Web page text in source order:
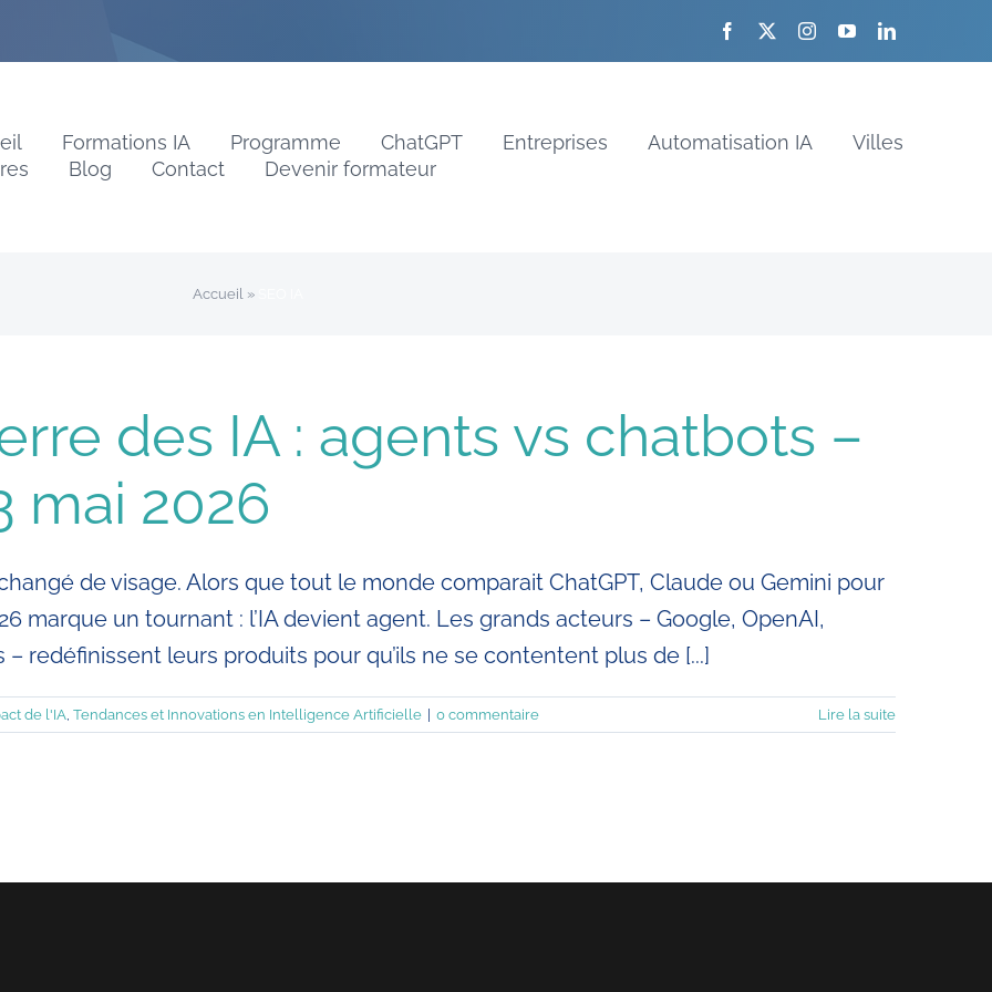
Formations IA Programme ChatGPT Entreprises Automatisation IA
Villes
Blog Contact Devenir formateur
Accueil »
des IA : agents vs chatbots –
mai 2026
de visage. Alors que tout le monde comparait ChatGPT, Claude ou Gemini pour
marque un tournant : l’IA devient agent. Les grands acteurs – Google, OpenAI,
redéfinissent leurs produits pour qu’ils ne se contentent plus de [...]
de l'IA Tendances et Innovations en Intelligence Artificielle | 0 commentaire Lire la suite